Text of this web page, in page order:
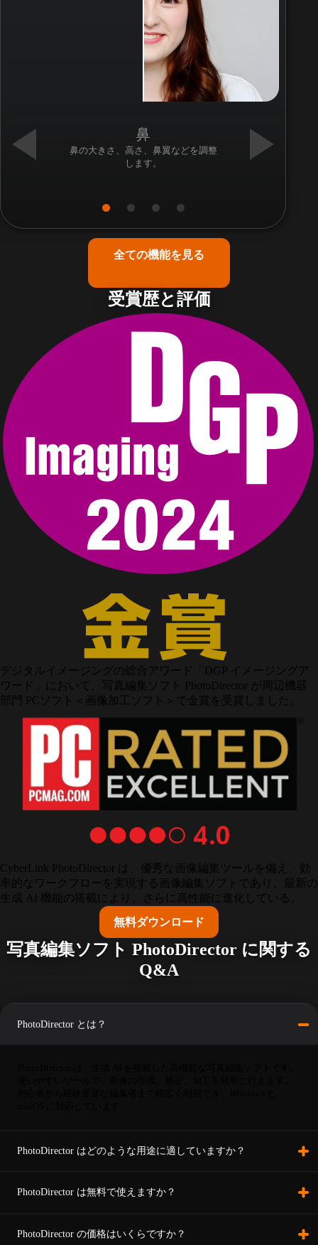
鼻
鼻の大きさ、高さ、鼻翼などを調整
します。
全ての機能を見る
受賞歴と評価
デジタルイメージングの総合アワード「DGP イメージングア
ワード」において、写真編集ソフト PhotoDirector が周辺機器
部門 PCソフト＜画像加工ソフト＞で金賞を受賞しました。
CyberLink PhotoDirector は、優秀な画像編集ツールを備え、効
率的なワークフローを実現する画像編集ソフトであり、最新の
生成 AI 機能の搭載により、さらに高性能に進化している。
無料ダウンロード
写真編集ソフト PhotoDirector に関する
Q&A
PhotoDirector とは？
PhotoDirector はどのような用途に適していますか？
PhotoDirector は無料で使えますか？
PhotoDirector の価格はいくらですか？